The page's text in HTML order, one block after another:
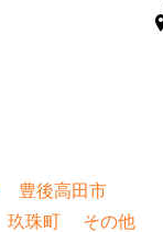
豊後高田市
玖珠町 その他